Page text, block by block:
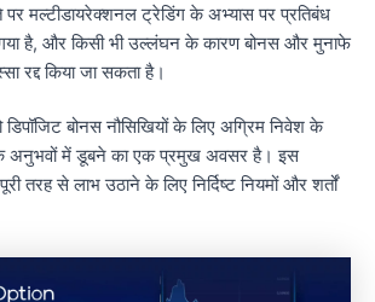
पर मल्टीडायरेक्शनल ट्रेडिंग के अभ्यास पर प्रतिबंध
गया है, और किसी भी उल्लंघन के कारण बोनस और मुनाफे
रद्द किया जा सकता है।
बोनस नौसिखियों के लिए अग्रिम निवेश के
अनुभवों में डूबने का एक प्रमुख अवसर है। इस
तरह से लाभ उठाने के लिए निर्दिष्ट नियमों और शर्तों